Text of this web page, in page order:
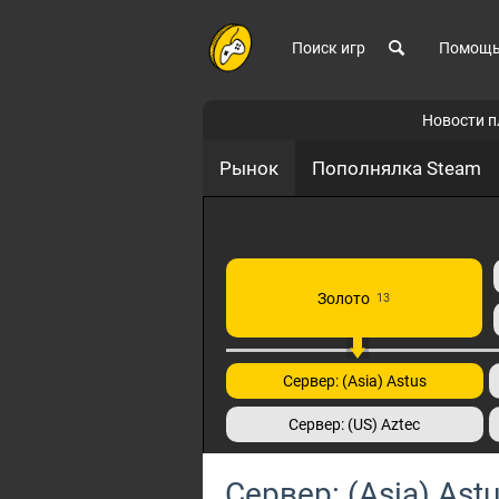
Поиск игр Помощь
Новости
Рынок Пополнялка Steam
Золото 13
Сервер: (Asia) Astus
Сервер: (US) Aztec